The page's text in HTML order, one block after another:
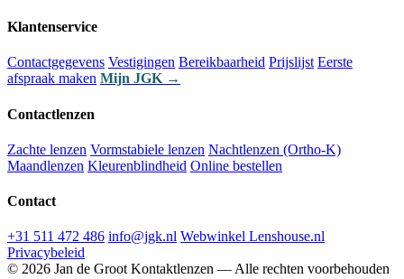
Klantenservice
Contactgegevens Vestigingen Bereikbaarheid Prijslijst Eerste
afspraak maken Mijn JGK →
Contactlenzen
Zachte lenzen Vormstabiele lenzen Nachtlenzen (Ortho-K)
Maandlenzen Kleurenblindheid Online bestellen
Contact
+31 511 472 486 info@jgk.nl Webwinkel Lenshouse.nl
Privacybeleid
© 2026 Jan de Groot Kontaktlenzen — Alle rechten voorbehouden